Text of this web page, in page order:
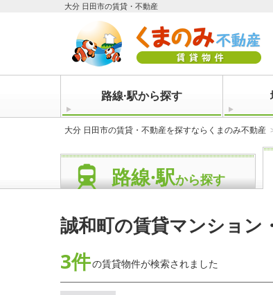
大分 日田市の賃貸・不動産
路線·駅から探す
大分 日田市の賃貸・不動産を探すならくまのみ不動産
路線·駅から探す
誠和町の賃貸マンション
3件の賃貸物件が検索されました